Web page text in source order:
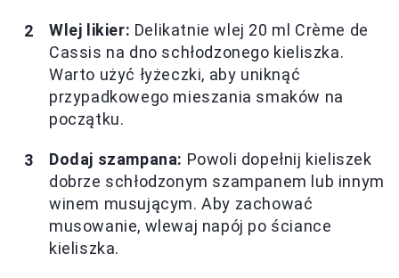
Wlej likier: Delikatnie wlej 20 ml Crème de
Cassis na dno schłodzonego kieliszka.
Warto użyć łyżeczki, aby uniknąć
przypadkowego mieszania smaków na
początku.
Dodaj szampana: Powoli dopełnij kieliszek
dobrze schłodzonym szampanem lub innym
winem musującym. Aby zachować
musowanie, wlewaj napój po ściance
kieliszka.